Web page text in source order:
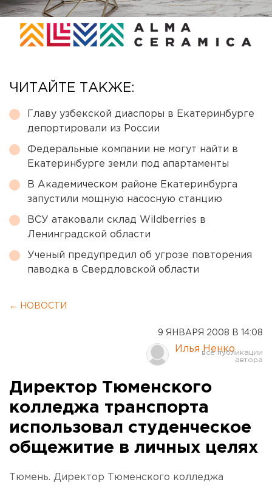
ЧИТАЙТЕ ТАКЖЕ:
Главу узбекской диаспоры в Екатеринбурге
депортировали из России
Федеральные компании не могут найти в
Екатеринбурге земли под апартаменты
В Академическом районе Екатеринбурга
запустили мощную насосную станцию
ВСУ атаковали склад Wildberries в
Ленинградской области
Ученый предупредил об угрозе повторения
паводка в Свердловской области
← НОВОСТИ
9 ЯНВАРЯ 2008 В 14:08
Илья Ненко
Директор Тюменского
колледжа транспорта
использовал студенческое
общежитие в личных целях
Тюмень. Директор Тюменского колледжа